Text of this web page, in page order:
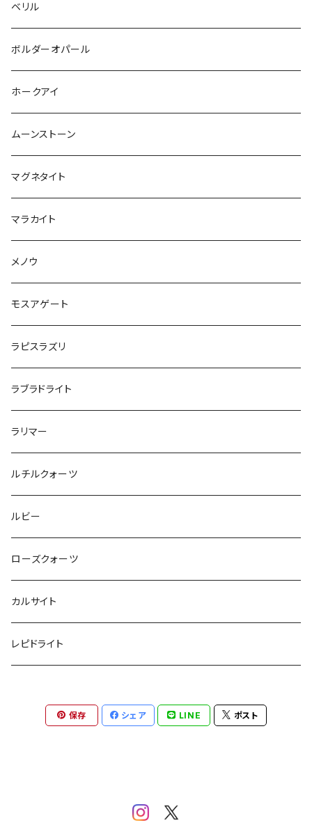
ベリル
ボルダーオパール
ホークアイ
ムーンストーン
マグネタイト
マラカイト
メノウ
モスアゲート
ラピスラズリ
ラブラドライト
ラリマー
ルチルクォーツ
ルビー
ローズクォーツ
カルサイト
レピドライト
保存 シェア LINE ポスト